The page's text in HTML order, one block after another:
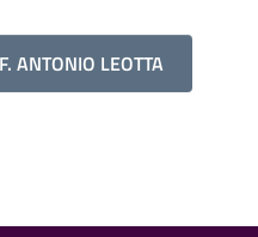
ANTONIO LEOTTA